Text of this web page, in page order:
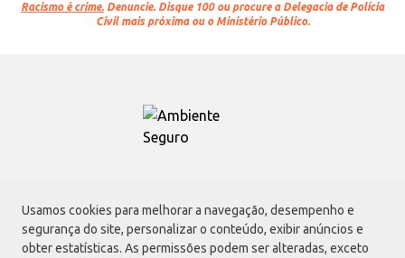
Usamos cookies para melhorar a navegação, desempenho e
segurança do site, personalizar o conteúdo, exibir anúncios e
obter estatísticas. As permissões podem ser alteradas, exceto
Racismo é crime. Denuncie. Disque 100 ou procure a Delegacia de Polícia
Civil mais próxima ou o Ministério Público.
Atacadão S.A.
Avenida Morvan Dias de Figueiredo, 6169, Vila Maria, São Paulo - SP | CEP
02170-901 | CNPJ: 75.315.333/0001-09